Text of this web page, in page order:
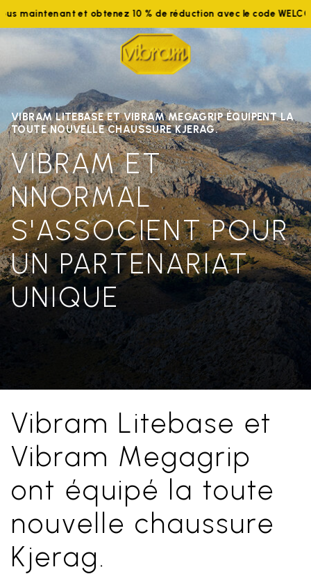
et obtenez 10 % de réduction avec le code WELCOME10
VIBRAM LITEBASE ET VIBRAM MEGAGRIP ÉQUIPENT LA
TOUTE NOUVELLE CHAUSSURE KJERAG.
VIBRAM ET
NNORMAL
S'ASSOCIENT POUR
UN PARTENARIAT
UNIQUE
Vibram Litebase et
Vibram Megagrip
ont équipé la toute
nouvelle chaussure
Kjerag.